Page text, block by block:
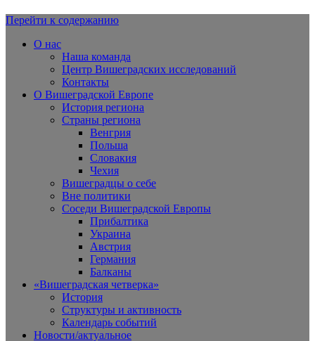
Вишеградская Европа
Перейти к содержанию
О нас
Наша команда
Центр Вишеградских исследований
Контакты
О Вишеградской Европе
История региона
Страны региона
Венгрия
Польша
Словакия
Чехия
Вишеградцы о себе
Вне политики
Соседи Вишеградской Европы
Прибалтика
Украина
Австрия
Германия
Балканы
«Вишеградская четверка»
История
Структуры и активность
Календарь событий
Новости/актуальное